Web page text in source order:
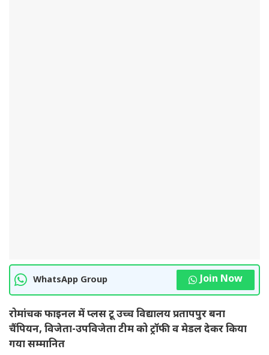
WhatsApp Group Join Now
रोमांचक फाइनल में प्लस टू उच्च विद्यालय प्रतापपुर बना
चैंपियन, विजेता-उपविजेता टीम को ट्रॉफी व मेडल देकर किया
गया सम्मानित